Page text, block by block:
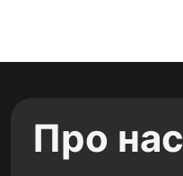
Про нас